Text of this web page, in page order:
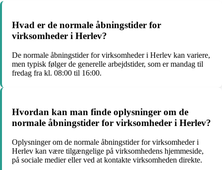
Hvad er de normale åbningstider for
virksomheder i Herlev?
De normale åbningstider for virksomheder i Herlev kan variere,
men typisk følger de generelle arbejdstider, som er mandag til
fredag fra kl. 08:00 til 16:00.
Hvordan kan man finde oplysninger om de
normale åbningstider for virksomheder i Herlev?
Oplysninger om de normale åbningstider for virksomheder i
Herlev kan være tilgængelige på virksomhedens hjemmeside,
på sociale medier eller ved at kontakte virksomheden direkte.